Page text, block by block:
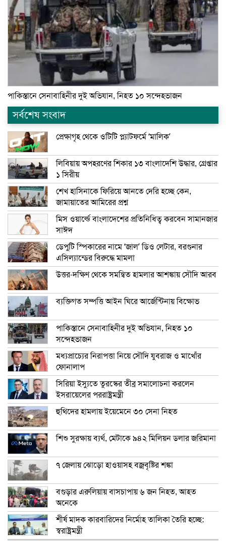
পাকিস্তানে সেনাবাহিনীর দুই অভিযান, নিহত ১০ সন্দেহভাজন
সর্বশেষ সংবাদ
প্রেক্ষাগৃহ থেকে ওটিটি প্ল্যাটফর্মে ‘মালিক’
লিবিয়ায় অপহরণের শিকার ১৩ বাংলাদেশি উদ্ধার, গ্রেপ্তার
১ সিরীয়
শেখ হাসিনাকে ফিরিয়ে আনতে দেরি হচ্ছে কেন,
জামায়াতের আমিরের প্রশ্ন
মিস ওয়ার্ল্ডে বাংলাদেশের প্রতিনিধিত্ব করবেন সামানজার
সাঈদ
ডেপুটি স্পিকারের নামে ‘জাল’ ডিও লেটার, বরগুনার
এসিল্যান্ডের বিরুদ্ধে মামলা
উত্তর-দক্ষিণ থেকে সমন্বিত হামলার আশঙ্কায় সৌদি আরব
ব্যক্তিগত সম্পত্তি আইন ঘিরে আর্জেন্টিনায় বিক্ষোভ
পাকিস্তানে সেনাবাহিনীর দুই অভিযান, নিহত ১০
সন্দেহভাজন
মধ্যপ্রাচ্যের নিরাপত্তা নিয়ে সৌদি যুবরাজ ও মাখোঁর
ফোনালাপ
সিরিয়া ইস্যুতে তুরস্কের তীব্র সমালোচনা করলেন
ইসরায়েলের পররাষ্ট্রমন্ত্রী
হুথিদের হামলায় ইয়েমেনে ৩০ সেনা নিহত
শিশু সুরক্ষায় ব্যর্থ, মেটাকে ৯৪২ মিলিয়ন ডলার জরিমানা
৭ জেলায় ঝোড়ো হাওয়াসহ বজ্রবৃষ্টির শঙ্কা
বগুড়ার এরুলিয়ায় বাসচাপায় ৬ জন নিহত, আহত
অনেকে
শীর্ষ মাদক কারবারিদের নির্মোহ তালিকা তৈরি হচ্ছে:
স্বরাষ্ট্রমন্ত্রী